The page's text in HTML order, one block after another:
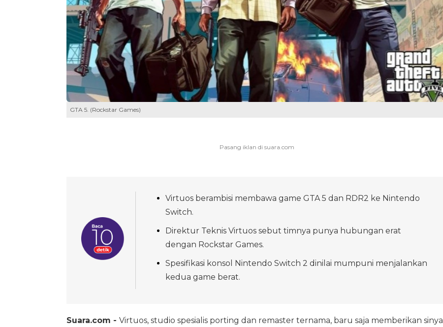
GTA 5. (Rockstar Games)
Virtuos berambisi membawa game GTA 5 dan RDR2 ke Nintendo
Switch.
Direktur Teknis Virtuos sebut timnya punya hubungan erat
dengan Rockstar Games.
Spesifikasi konsol Nintendo Switch 2 dinilai mumpuni menjalankan
kedua game berat.
Suara.com - Virtuos, studio spesialis porting dan remaster ternama, baru saja memberikan sinyal